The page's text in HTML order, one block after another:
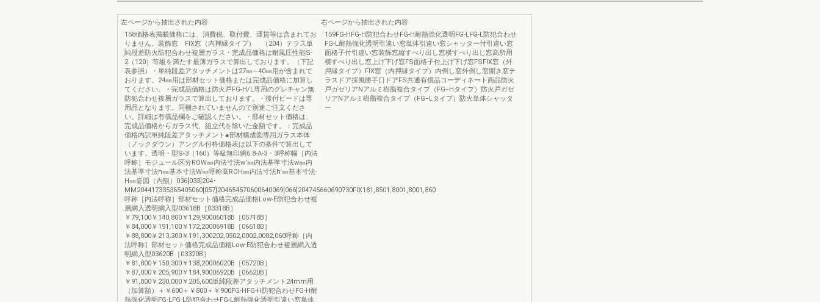
左ページから抽出された内容
158価格表掲載価格には、消費税、取付費、運賃等は含まれてお
りません。装飾窓 FIX窓（内押縁タイプ） （204）テラス単
純段差防火防犯合わせ複層ガラス・完成品価格は耐風圧性能S-
2（120）等級を満たす最薄ガラスで算出しております。（下記
表参照）・単純段差アタッチメントは27㎜∼40㎜用が含まれて
おります。24㎜用は部材セット価格または完成品価格に加算し
てください。・完成品価格は防火戸FG-H/L専用のグレチャン無
防犯合わせ複層ガラスで算出しております。・後付ビードは専
用品となります。同梱されていませんので別途ご注文くださ
い。詳細は有償品欄をご確認ください。・部材セット価格は、
完成品価格からガラス代、組立代を除いた金額です。：完成品
価格内訳単純段差アタッチメント●部材構成図専用ガラス本体
（ノックダウン）アングル付枠価格表は以下の条件で算出して
います。透明・型S-3（160）等級無印網6.8-A-3・3呼称幅［内法
呼称］モジュール区分ROW㎜内法寸法w'㎜内法基準寸法w㎜内
法基準寸法h㎜基本寸法W㎜呼称高ROH㎜内法寸法h'㎜基本寸法
H㎜姿図（内観）036[033]204･
MM204417335365405060[057]204654570600640069[066]204745660690730FIX181,8501,8001,8001,860
呼称［内法呼称］部材セット価格完成品価格Low-E防犯合わせ複
層網入透明網入型03618B［03318B］
￥79,100￥140,800￥129,90006018B［05718B］
￥84,000￥191,100￥172,20006918B［06618B］
￥88,800￥213,300￥191,300202,0502,0002,0002,060呼称［内
法呼称］部材セット価格完成品価格Low-E防犯合わせ複層網入透
明網入型03620B［03320B］
￥81,800￥150,300￥138,20006020B［05720B］
￥87,000￥205,900￥184,90006920B［06620B］
￥91,800￥230,000￥205,600単純段差アタッチメント24mm用
（加算額）＋￥600＋￥800＋￥900FG-HFG-H防犯合わせFG-H耐
熱強化透明FG-LFG-L防犯合わせFG-L耐熱強化透明引違い窓単体
右ページから抽出された内容
159FG-HFG-H防犯合わせFG-H耐熱強化透明FG-LFG-L防犯合わせ
FG-L耐熱強化透明引違い窓単体引違い窓シャッター付引違い窓
面格子付引違い窓装飾窓縦すべり出し窓横すべり出し窓高所用
横すべり出し窓上げ下げ窓FS面格子付上げ下げ窓FSFIX窓（外
押縁タイプ）FIX窓（内押縁タイプ）内倒し窓外倒し窓開き窓テ
ラスドア採風勝手口ドアFS共通有償品コーディネート商品防火
戸ガゼリアNアルミ樹脂複合タイプ（FG−Hタイプ）防火戸ガゼ
リアNアルミ樹脂複合タイプ（FG−Lタイプ）防火単体シャッタ
ー